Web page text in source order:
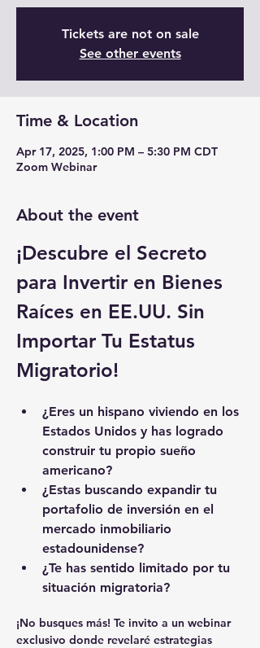
Tickets are not on sale
See other events
Time & Location
Apr 17, 2025, 1:00 PM – 5:30 PM CDT
Zoom Webinar
About the event
¡Descubre el Secreto
para Invertir en Bienes
Raíces en EE.UU. Sin
Importar Tu Estatus
Migratorio!
¿Eres un hispano viviendo en los
Estados Unidos y has logrado
construir tu propio sueño
americano?
¿Estas buscando expandir tu
portafolio de inversión en el
mercado inmobiliario
estadounidense?
¿Te has sentido limitado por tu
situación migratoria?
¡No busques más! Te invito a un webinar
exclusivo donde revelaré estrategias